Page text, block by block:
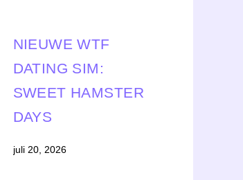
NIEUWE WTF
DATING SIM:
SWEET HAMSTER
DAYS
juli 20, 2026